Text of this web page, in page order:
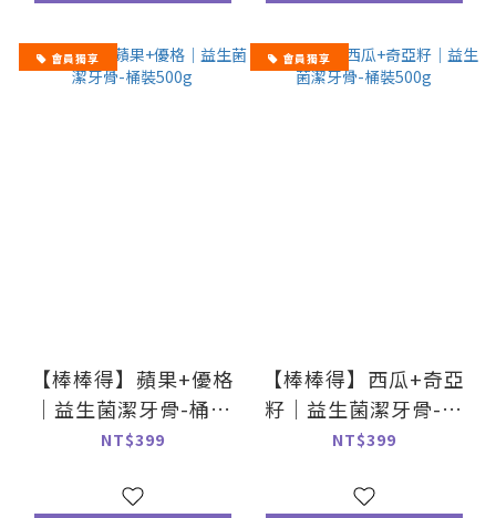
會員獨享
【棒棒得】蘋果+優格
｜益生菌潔牙骨-桶裝
500g
NT$399
會員獨享
【棒棒得】西瓜+奇亞
籽｜益生菌潔牙骨-桶
裝500g
NT$399